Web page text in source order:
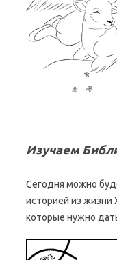
Изучаем
Сегодня можно
историей из жизни
которые нужно